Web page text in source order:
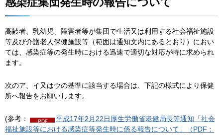
高齢者、乳幼児、障害者等が集団で生活又は利用する社会福祉施設
等及び介護老人保健施設等（範囲は通知文内にあるとおり）におい
ては、感染症等の発生時における迅速で適切な対応が特に求められ
ます。
次のア、イ又はウの基準に該当する場合は、下記の様式により保健
所へ報告をお願いします。
(参考：
平成17年2月22日厚生労働省老健局長等通知「社会
福祉施設等における感染症等発生時に係る報告について」（PDF：